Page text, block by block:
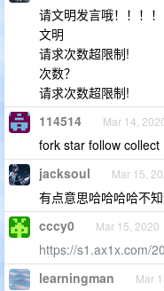
请文明发言哦！！！！
文明
请求次数超限制!
次数？
请求次数超限制!
114514 Mar 14,
fork star follow collect
jacksoul Mar 15,
有点意思哈哈哈哈不
cccy0 Mar 15, 2020
https://s1.ax1x.com/
learningman Mar